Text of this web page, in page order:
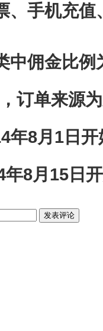
、手机充
中佣金比
订单来源
年8月1日
年8月15日